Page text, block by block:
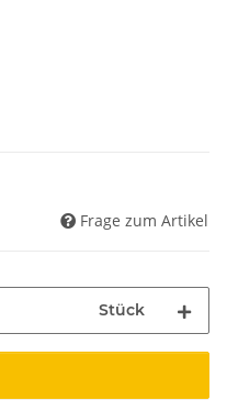
Frage zum Artikel
Stück